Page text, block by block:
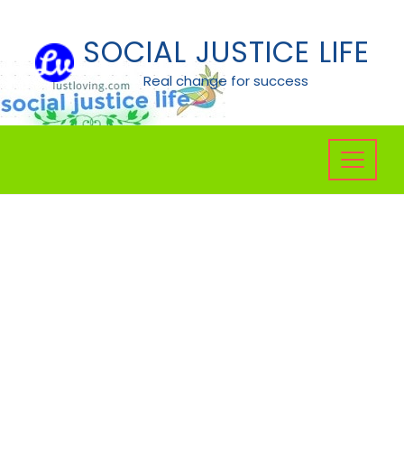
content
SOCIAL JUSTICE LIFE
Real change for success